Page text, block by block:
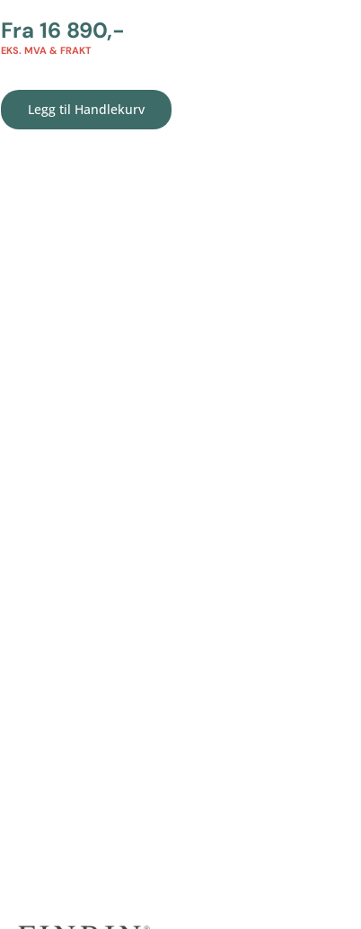
Fra 16 890,-
EKS. MVA & FRAKT
Legg til Handlekurv